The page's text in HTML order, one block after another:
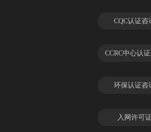
CQC认证咨
CCRC中心认
环保认证咨
入网许可证